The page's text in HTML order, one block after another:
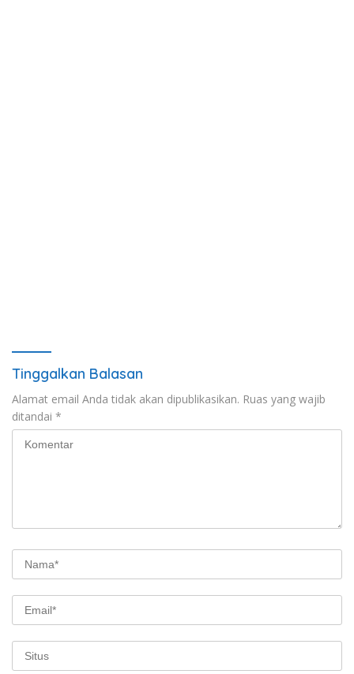
Tinggalkan Balasan
Alamat email Anda tidak akan dipublikasikan. Ruas yang wajib
ditandai *